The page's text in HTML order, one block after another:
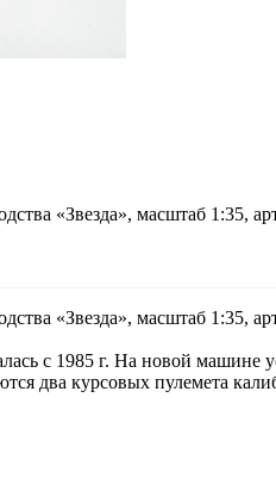
«Звезда», масштаб 1:35,
«Звезда», масштаб 1:35,
с 1985 г. На новой машине
два курсовых пулемета